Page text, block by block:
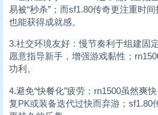
易被“秒杀”；而sf1.80传奇更注重时
也能获得成就感。
3.社交环境友好：慢节奏利于组建固
愿意指导新手，增强游戏黏性；
功利。
4.避免“快餐化”疲劳：rn1500虽然爽
复PK或装备迭代过快而弃游；sf1.80